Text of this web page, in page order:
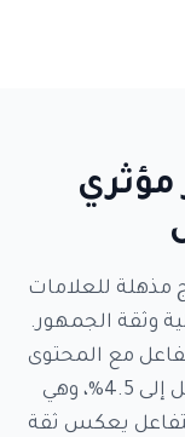
مؤثري
مذهلة للعلامات
وثقة الجمهور.
مع المحتوى
الذي يقدمه المؤثرون في إيطاليا تصل إلى 4.5%، وهي
يعكس ثقة